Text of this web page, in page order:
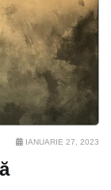
IANUARIE 27, 2023